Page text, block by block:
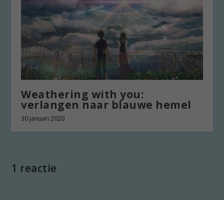
Weathering with you:
verlangen naar blauwe hemel
30 januari 2020
1 reactie